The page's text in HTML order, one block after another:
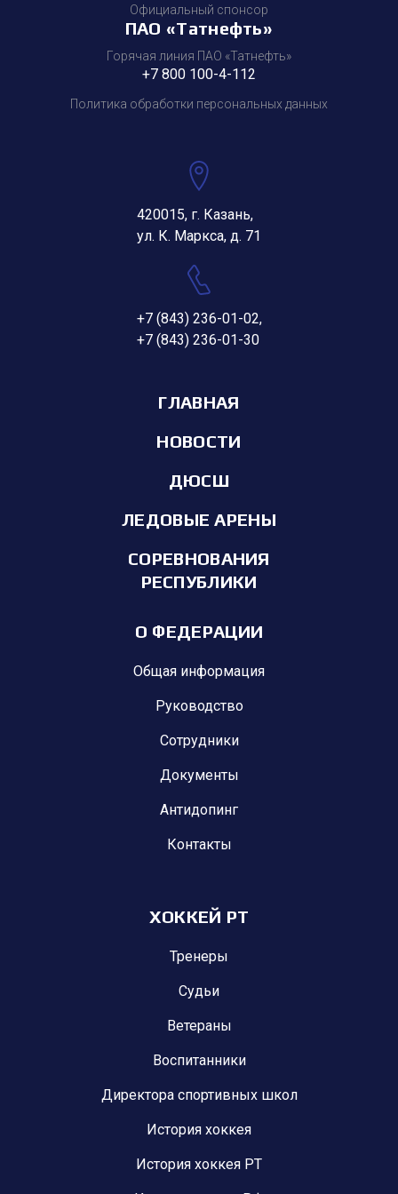
Официальный спонсор
ПАО «Татнефть»
Горячая линия ПАО «Татнефть»
+7 800 100-4-112
Политика обработки персональных данных
420015, г. Казань,
ул. К. Маркса, д. 71
+7 (843) 236-01-02,
+7 (843) 236-01-30
ГЛАВНАЯ
НОВОСТИ
ДЮСШ
ЛЕДОВЫЕ АРЕНЫ
СОРЕВНОВАНИЯ
РЕСПУБЛИКИ
О ФЕДЕРАЦИИ
Общая информация
Руководство
Сотрудники
Документы
Антидопинг
Контакты
ХОККЕЙ РТ
Тренеры
Судьи
Ветераны
Воспитанники
Директора спортивных школ
История хоккея
История хоккея РТ